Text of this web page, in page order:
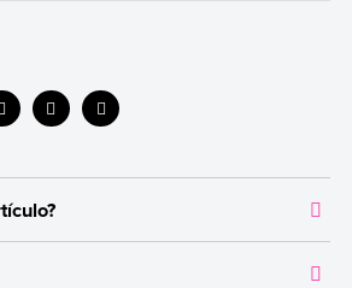
correspondientes y evitar incurrir en